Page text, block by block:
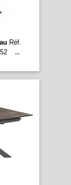
Réf.
...